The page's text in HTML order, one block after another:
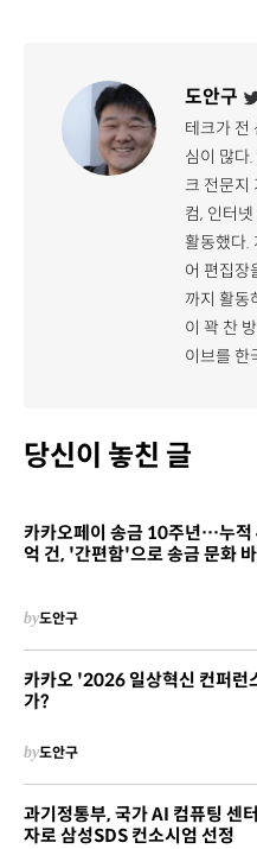
도안구
테크가 전
심이 많다
크 전문지
컴, 인터
활동했다.
어 편집장
까지 활동
이 꽉 찬
이브를 한
당신이 놓친 글
카카오페이 송금 10주년…누
억 건, '간편함'으로 송금 문화
by도안구
카카오 '2026 일상혁신 컨퍼런
가?
by도안구
과기정통부, 국가 AI 컴퓨팅 센
자로 삼성SDS 컨소시엄 선정